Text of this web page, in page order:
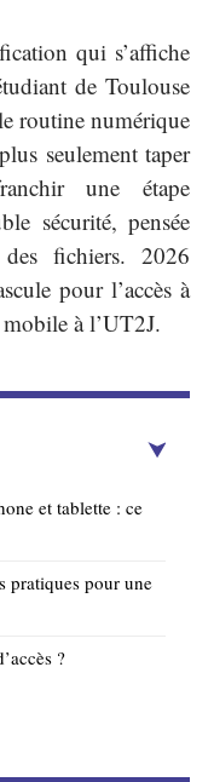
qui s’affiche
de Toulouse
routine numérique
seulement taper
une étape
sécurité, pensée
fichiers. 2026
pour l’accès à
à l’UT2J.
et tablette : ce
pratiques pour une
?